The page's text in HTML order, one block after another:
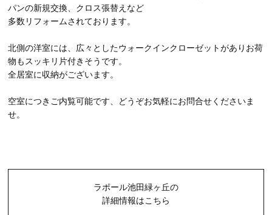
パンの新規交換、クロス張替えなど
多数リフォームされております。
北側の洋室には、広々としたウォークインクローゼットがありお荷
物もスッキリ片付きそうです。
全居室に収納がございます。
空室につきご内覧可能です、どうぞお気軽にお問合せくださいま
せ。
ラポール池田緑ヶ丘の
詳細情報はこちら